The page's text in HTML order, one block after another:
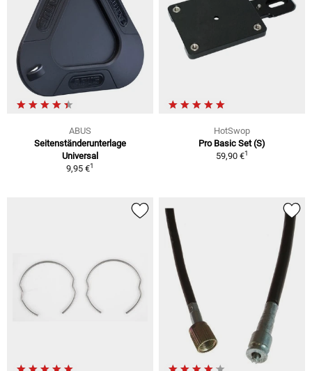
ABUS
Seitenständerunterlage
Universal
9,95 €1
HotSwop
Pro Basic Set (S)
59,90 €1